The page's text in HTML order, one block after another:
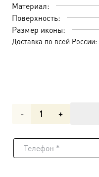
Материал:
Поверхность:
Размер иконы:
Доставка по всей России:
Количество
Икона